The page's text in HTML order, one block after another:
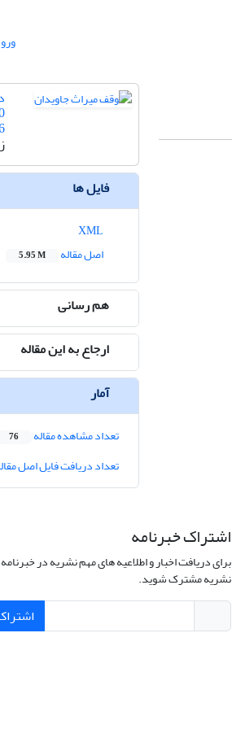
فایل ها
اصل مقاله
5.95 M
هم رسانی
ارجاع به این مقاله
آمار
تعداد مشاهده مقاله 76
تعداد دریافت فایل اصل
اشتراک خبرنامه
برای دریافت اخبار و اطلاعیه های مهم نشریه در خبرنامه
نشریه مشترک شوید.